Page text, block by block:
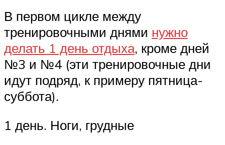
В первом цикле между
тренировочными днями нужно
делать 1 день отдыха, кроме дней
№3 и №4 (эти тренировочные дни
идут подряд, к примеру пятница-
суббота).
1 день. Ноги, грудные